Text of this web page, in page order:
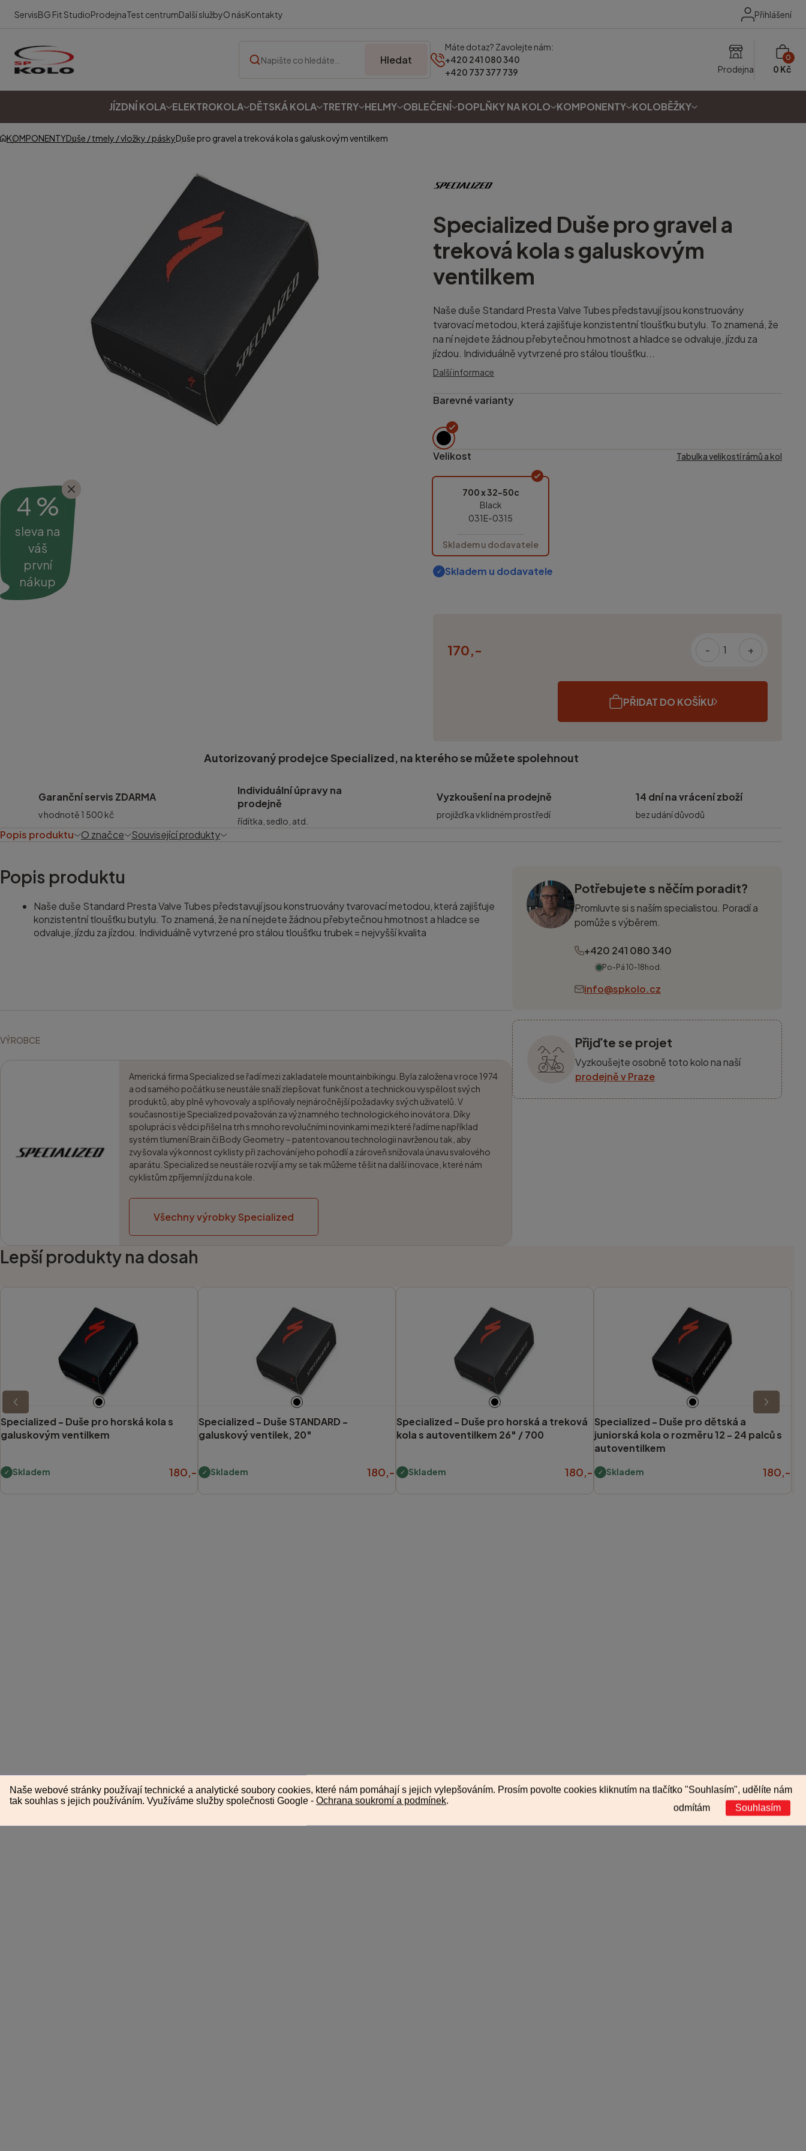
ServisBG Fit StudioProdejnaTest centrumDalší službyO násKontakty Přihlášení
Hledat
Máte dotaz? Zavolejte nám:
+420 241 080 340
+420 737 377 739
Prodejna
0
0 Kč
JÍZDNÍ KOLA ELEKTROKOLA DĚTSKÁ KOLA TRETRY HELMY OBLEČENÍ DOPLŇKY NA KOLO KOMPONENTY KOLOBĚŽKY
KOMPONENTYDuše / tmely / vložky / páskyDuše pro gravel a treková kola s galuskovým ventilkem
Specialized Duše pro gravel a
treková kola s galuskovým
ventilkem
4 %
sleva na
váš
první
nákup
Naše duše Standard Presta Valve Tubes představují jsou konstruovány
tvarovací metodou, která zajišťuje konzistentní tloušťku butylu. To znamená, že
na ní nejdete žádnou přebytečnou hmotnost a hladce se odvaluje, jízdu za
jízdou. Individuálně vytvrzené pro stálou tloušťku...
Další informace
Barevné varianty
Velikost Tabulka velikostí rámů a kol
700 x 32-50c
Black
031E-0315
Skladem u dodavatele
Skladem u dodavatele
170,- - +
PŘIDAT DO KOŠÍKU
Autorizovaný prodejce Specialized, na kterého se můžete spolehnout
Garanční servis ZDARMA
v hodnotě 1 500 kč
Individuální úpravy na
prodejně
řídítka, sedlo, atd.
Vyzkoušení na prodejně
projižďka v klidném prostředí
14 dní na vrácení zboží
bez udání důvodů
Popis produktu O značce Související produkty
Popis produktu
Naše duše Standard Presta Valve Tubes představují jsou konstruovány tvarovací metodou, která zajišťuje
konzistentní tloušťku butylu. To znamená, že na ní nejdete žádnou přebytečnou hmotnost a hladce se
odvaluje, jízdu za jízdou. Individuálně vytvrzené pro stálou tloušťku trubek = nejvyšší kvalita
VÝROBCE
Americká firma Specialized se řadí mezi zakladatele mountainbikingu. Byla založena v roce 1974
a od samého počátku se neustále snaží zlepšovat funkčnost a technickou vyspělost svých
produktů, aby plně vyhovovaly a splňovaly nejnáročnější požadavky svých uživatelů. V
současnosti je Specialized považován za významného technologického inovátora. Díky
spolupráci s vědci přišel na trh s mnoho revolučními novinkami mezi které řadíme například
systém tlumení Brain či Body Geometry – patentovanou technologii navrženou tak, aby
zvyšovala výkonnost cyklisty při zachování jeho pohodlí a zároveň snižovala únavu svalového
aparátu. Specialized se neustále rozvíjí a my se tak můžeme těšit na další inovace, které nám
cyklistům zpříjemní jízdu na kole.
Všechny výrobky Specialized
Potřebujete s něčím poradit?
Promluvte si s naším specialistou. Poradí a
pomůže s výběrem.
+420 241 080 340
Po-Pá 10-18hod.
info@spkolo.cz
Přijďte se projet
Vyzkoušejte osobně toto kolo na naší
prodejně v Praze
Lepší produkty na dosah
Specialized - Duše pro horská kola s
galuskovým ventilkem
Skladem 180,-
Specialized - Duše STANDARD -
galuskový ventilek, 20"
Skladem 180,-
Specialized - Duše pro horská a treková
kola s autoventilkem 26" / 700
Skladem 180,-
Specialized - Duše pro dětská a
juniorská kola o rozměru 12 - 24 palců s
autoventilkem
Skladem 180,-